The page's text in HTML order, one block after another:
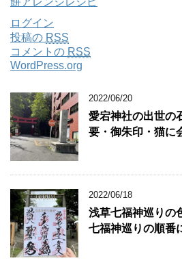
ログイン
投稿の RSS
コメントの RSS
WordPress.org
2022/06/20
愛宕神社の出世の
要・御朱印・猫に
2022/06/18
浅草七福神巡り
七福神巡りの順番